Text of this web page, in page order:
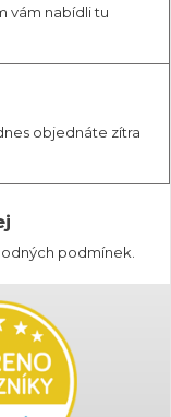
vám nabídli tu
objednáte zítra
podmínek.